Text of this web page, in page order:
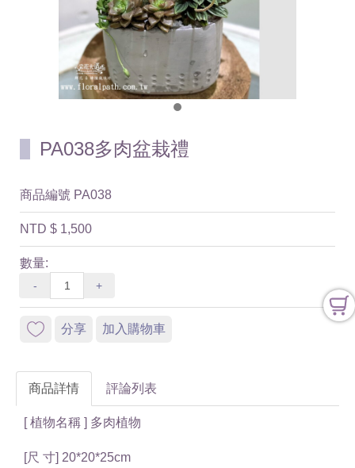
PA038多肉盆栽禮
商品編號 PA038
NTD $ 1,500
數量:
- +
分享 加入購物車
商品詳情 評論列表
[ 植物名稱 ] 多肉植物
[尺 寸] 20*20*25cm